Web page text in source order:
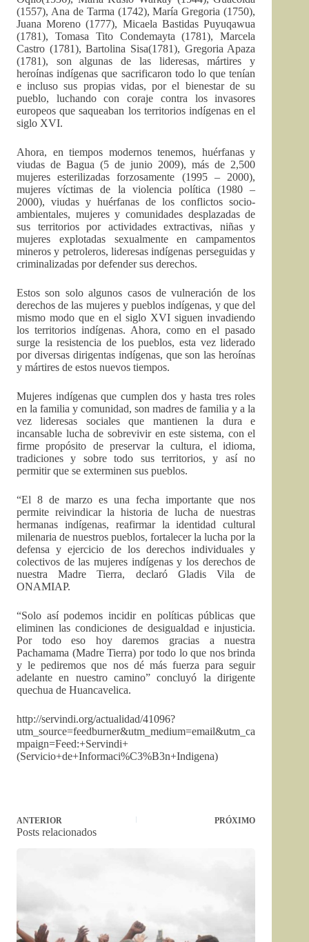
(1557), Ana de Tarma (1742), María Gregoria (1750),
Juana Moreno (1777), Micaela Bastidas Puyuqawua
(1781), Tomasa Tito Condemayta (1781), Marcela
Castro (1781), Bartolina Sisa(1781), Gregoria Apaza
(1781), son algunas de las lideresas, mártires y
heroínas indígenas que sacrificaron todo lo que tenían
e incluso sus propias vidas, por el bienestar de su
pueblo, luchando con coraje contra los invasores
europeos que saqueaban los territorios indígenas en el
siglo XVI.
Ahora, en tiempos modernos tenemos, huérfanas y
viudas de Bagua (5 de junio 2009), más de 2,500
mujeres esterilizadas forzosamente (1995 – 2000),
mujeres víctimas de la violencia política (1980 –
2000), viudas y huérfanas de los conflictos socio-
ambientales, mujeres y comunidades desplazadas de
sus territorios por actividades extractivas, niñas y
mujeres explotadas sexualmente en campamentos
mineros y petroleros, lideresas indígenas perseguidas y
criminalizadas por defender sus derechos.
Estos son solo algunos casos de vulneración de los
derechos de las mujeres y pueblos indígenas, y que del
mismo modo que en el siglo XVI siguen invadiendo
los territorios indígenas. Ahora, como en el pasado
surge la resistencia de los pueblos, esta vez liderado
por diversas dirigentas indígenas, que son las heroínas
y mártires de estos nuevos tiempos.
Mujeres indígenas que cumplen dos y hasta tres roles
en la familia y comunidad, son madres de familia y a la
vez lideresas sociales que mantienen la dura e
incansable lucha de sobrevivir en este sistema, con el
firme propósito de preservar la cultura, el idioma,
tradiciones y sobre todo sus territorios, y así no
permitir que se exterminen sus pueblos.
“El 8 de marzo es una fecha importante que nos
permite reivindicar la historia de lucha de nuestras
hermanas indígenas, reafirmar la identidad cultural
milenaria de nuestros pueblos, fortalecer la lucha por la
defensa y ejercicio de los derechos individuales y
colectivos de las mujeres indígenas y los derechos de
nuestra Madre Tierra, declaró Gladis Vila de
ONAMIAP.
“Solo así podemos incidir en políticas públicas que
eliminen las condiciones de desigualdad e injusticia.
Por todo eso hoy daremos gracias a nuestra
Pachamama (Madre Tierra) por todo lo que nos brinda
y le pediremos que nos dé más fuerza para seguir
adelante en nuestro camino” concluyó la dirigente
quechua de Huancavelica.
http://servindi.org/actualidad/41096?
utm_source=feedburner&utm_medium=email&utm_ca
mpaign=Feed:+Servindi+
(Servicio+de+Informaci%C3%B3n+Indigena)
ANTERIOR PRÓXIMO
Posts relacionados